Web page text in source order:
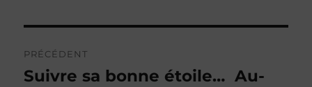
de
PRÉCÉDENT
Publication
Suivre sa bonne étoile… Au-